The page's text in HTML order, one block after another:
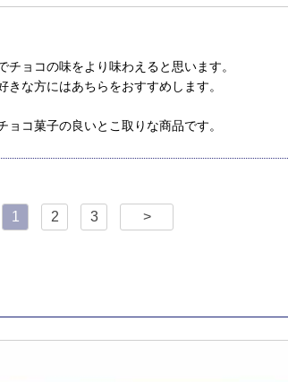
ョコの味をより味わえると思います。
な方にはあちらをおすすめします。
コ菓子の良いとこ取りな商品です。
1 2 3 >